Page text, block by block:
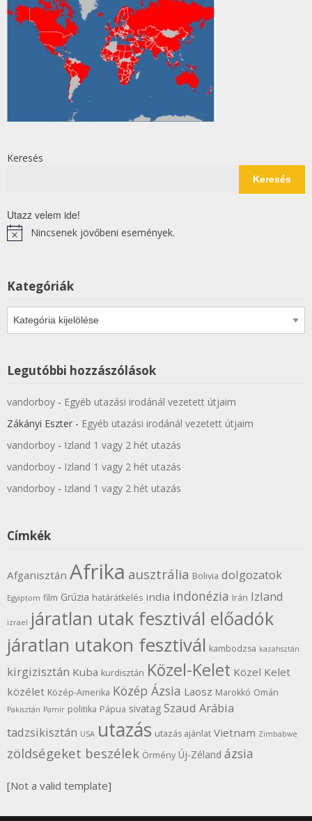
Keresés
Keresés
Utazz velem ide!
NoticeNincsenek jövőbeni események.
Kategóriák
Legutóbbi hozzászólások
vandorboy - Egyéb utazási irodánál vezetett útjaim
Zákányi Eszter - Egyéb utazási irodánál vezetett útjaim
vandorboy - Izland 1 vagy 2 hét utazás
vandorboy - Izland 1 vagy 2 hét utazás
vandorboy - Izland 1 vagy 2 hét utazás
Címkék
Afganisztán Afrika ausztrália Bolivia dolgozatok
Egyiptom film Grúzia határátkelés india indonézia Irán Izland
izrael járatlan utak fesztivál előadók
járatlan utakon fesztivál kambodzsa kazahsztán
kirgizisztán Kuba kurdisztán Közel-Kelet Közel Kelet
közélet Közép-Amerika Közép Ázsia Laosz Marokkó Omán
Pakisztán Pamír politika Pápua sivatag Szaud Arábia
tadzsikisztán USA utazás utazás ajánlat Vietnam Zimbabwe
zöldségeket beszélek Örmény Új-Zéland ázsia
[Not a valid template]